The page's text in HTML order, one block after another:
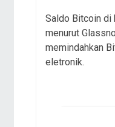
Saldo Bitcoin di
menurut
memindahkan
eletronik.